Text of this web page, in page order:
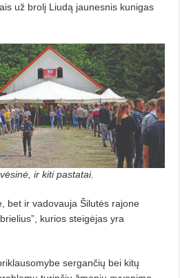
už brolį Liudą jaunesnis kunigas
ir kiti pastatai.
bet ir vadovauja Šilutės rajone
kurios steigėjas yra
sergančių bei kitų